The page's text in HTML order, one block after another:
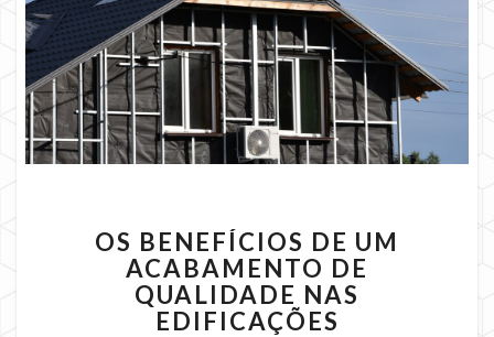
BENEFÍCIOS
DE
UM
ACABAMENTO
OS BENEFÍCIOS DE UM
ACABAMENTO DE
QUALIDADE NAS
EDIFICAÇÕES